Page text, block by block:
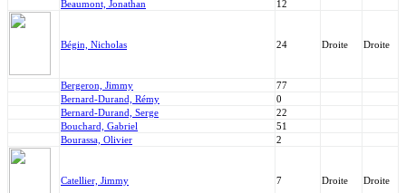
Beaumont, Jonathan
12
Bégin, Nicholas 24 Droite Droite
Bergeron, Jimmy
77
Bernard-Durand, Rémy
0
Bernard-Durand, Serge
22
Bouchard, Gabriel
51
Bourassa, Olivier
2
Catellier, Jimmy 7 Droite Droite